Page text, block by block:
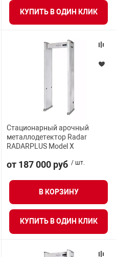
КУПИТЬ В ОДИН КЛИК
Стационарный арочный
металлодетектор Radar
RADARPLUS Model X
от 187 000 руб / шт.
В КОРЗИНУ
КУПИТЬ В ОДИН КЛИК